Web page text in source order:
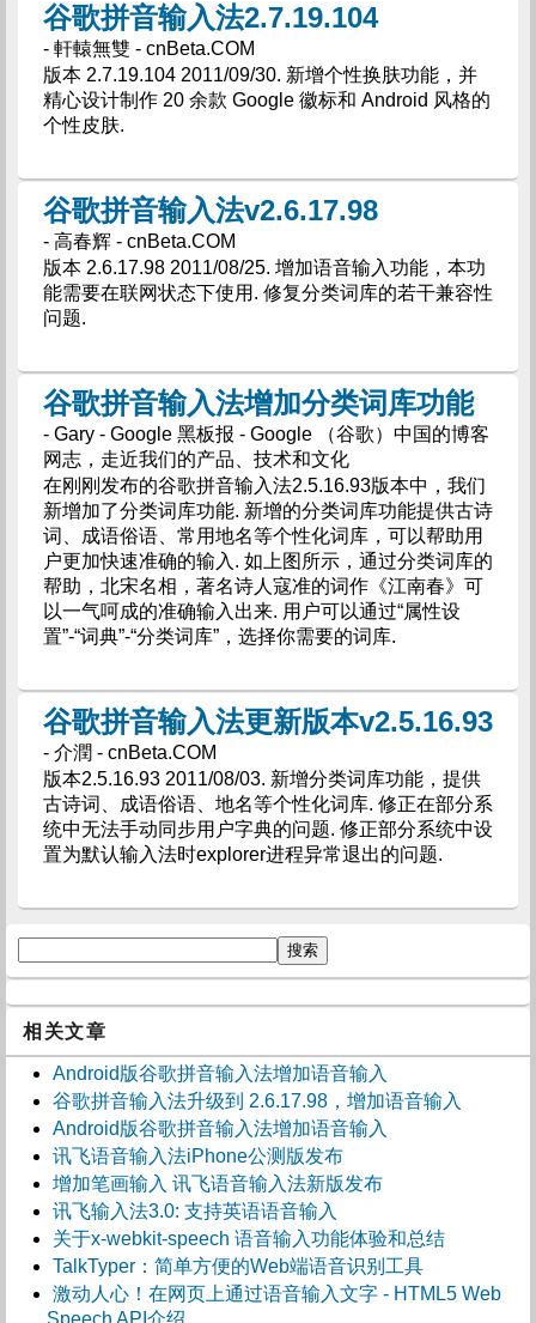
谷歌拼音输入法2.7.19.104
- 軒轅無雙 - cnBeta.COM
版本 2.7.19.104 2011/09/30. 新增个性换肤功能，并
精心设计制作 20 余款 Google 徽标和 Android 风格的
个性皮肤.
谷歌拼音输入法v2.6.17.98
- 高春辉 - cnBeta.COM
版本 2.6.17.98 2011/08/25. 增加语音输入功能，本功
能需要在联网状态下使用. 修复分类词库的若干兼容性
问题.
谷歌拼音输入法增加分类词库功能
- Gary - Google 黑板报 - Google （谷歌）中国的博客
网志，走近我们的产品、技术和文化
在刚刚发布的谷歌拼音输入法2.5.16.93版本中，我们
新增加了分类词库功能. 新增的分类词库功能提供古诗
词、成语俗语、常用地名等个性化词库，可以帮助用
户更加快速准确的输入. 如上图所示，通过分类词库的
帮助，北宋名相，著名诗人寇准的词作《江南春》可
以一气呵成的准确输入出来. 用户可以通过“属性设
置”-“词典”-“分类词库”，选择你需要的词库.
谷歌拼音输入法更新版本v2.5.16.93
- 介潤 - cnBeta.COM
版本2.5.16.93 2011/08/03. 新增分类词库功能，提供
古诗词、成语俗语、地名等个性化词库. 修正在部分系
统中无法手动同步用户字典的问题. 修正部分系统中设
置为默认输入法时explorer进程异常退出的问题.
相关文章
Android版谷歌拼音输入法增加语音输入
谷歌拼音输入法升级到 2.6.17.98，增加语音输入
Android版谷歌拼音输入法增加语音输入
讯飞语音输入法iPhone公测版发布
增加笔画输入 讯飞语音输入法新版发布
讯飞输入法3.0: 支持英语语音输入
关于x-webkit-speech 语音输入功能体验和总结
TalkTyper：简单方便的Web端语音识别工具
激动人心！在网页上通过语音输入文字 - HTML5 Web
Speech API介绍